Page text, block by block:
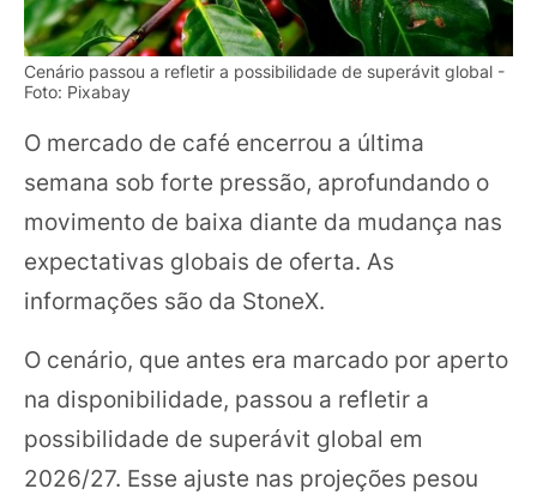
Cenário passou a refletir a possibilidade de superávit global -
Foto: Pixabay
O mercado de café encerrou a última
semana sob forte pressão, aprofundando o
movimento de baixa diante da mudança nas
expectativas globais de oferta. As
informações são da StoneX.
O cenário, que antes era marcado por aperto
na disponibilidade, passou a refletir a
possibilidade de superávit global em
2026/27. Esse ajuste nas projeções pesou